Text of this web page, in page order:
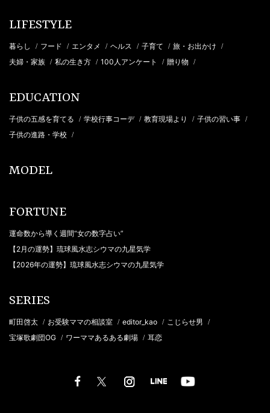
LIFESTYLE
暮らし / フード / エンタメ / ヘルス / 子育て / 旅・お出かけ /
夫婦・家族 / 私の生き方 / 100人アンケート / 贈り物 /
EDUCATION
子供の五感を育てる / 学校行事コーデ / 教育現場より / 子供の習い事 /
子供の進路・学校 /
MODEL
FORTUNE
運命数から導く週間“女の数字占い”
【2月の運勢】琉球風水志シウマの九星気学
【2026年の運勢】琉球風水志シウマの九星気学
SERIES
町田啓太 / お受験ママの相談室 / editor_kao / こじらせ男 /
宝塚歌劇団OG / ワーママあるある劇場 / 耳恋